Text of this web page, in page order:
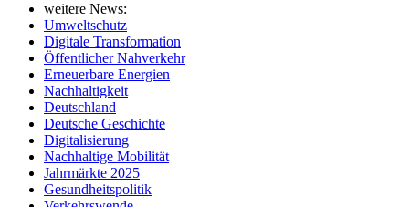
weitere News:
Umweltschutz
Digitale Transformation
Öffentlicher Nahverkehr
Erneuerbare Energien
Nachhaltigkeit
Deutschland
Deutsche Geschichte
Digitalisierung
Nachhaltige Mobilität
Jahrmärkte 2025
Gesundheitspolitik